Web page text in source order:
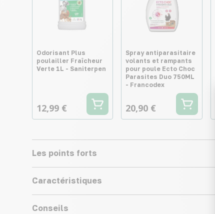
Odorisant Plus
poulailler Fraîcheur
Verte 1L - Saniterpen
12,99 €
Spray antiparasitaire
volants et rampants
pour poule Ecto Choc
Parasites Duo 750ML
- Francodex
20,90 €
Les points forts
Caractéristiques
Conseils